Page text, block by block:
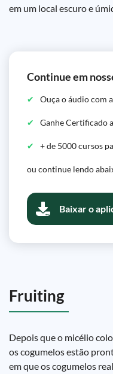
em um local escuro e
Continue em
Ouça o áudio com
Ganhe Certificado
+ de 5000 cursos
ou continue lendo
Baixar o
Fruiting
Depois que o micélio
os cogumelos estão
em que os cogumelos